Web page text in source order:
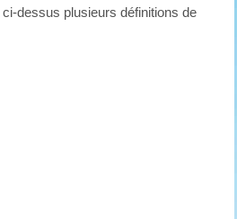
ci-dessus plusieurs définitions de